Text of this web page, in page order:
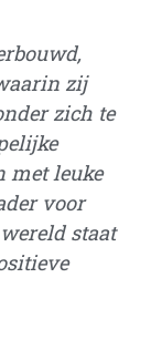
zij
zich te
met leuke
voor
staat